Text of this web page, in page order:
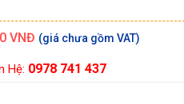
VNĐ
Hệ: 0978 741 437